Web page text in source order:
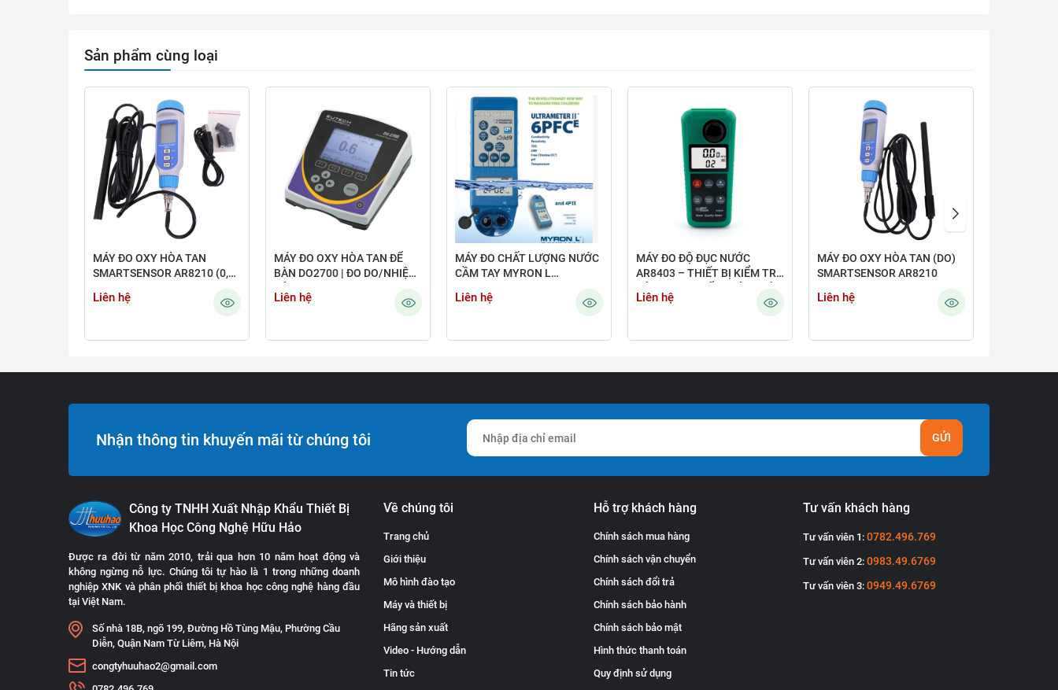
Sản phẩm cùng loại
MÁY ĐO OXY HÒA TAN
SMARTSENSOR AR8210 (0,00
Liên hệ
MÁY ĐO OXY HÒA TAN ĐỂ
BÀN DO2700 | ĐO DO/NHIỆT
Liên hệ
MÁY ĐO CHẤT LƯỢNG NƯỚC
CẦM TAY MYRON L
Liên hệ
MÁY ĐO ĐỘ ĐỤC NƯỚC
AR8403 – THIẾT BỊ KIỂM TRA
Liên hệ
MÁY ĐO OXY HÒA TAN (DO)
SMARTSENSOR AR8210
Liên hệ
Nhận thông tin khuyến mãi từ chúng tôi GỬI
Công ty TNHH Xuất Nhập Khẩu Thiết Bị
Khoa Học Công Nghệ Hữu Hảo
Được ra đời từ năm 2010, trải qua hơn 10 năm hoạt động và
không ngừng nỗ lực. Chúng tôi tự hào là 1 trong những doanh
nghiệp XNK và phân phối thiết bị khoa học công nghệ hàng đầu
tại Việt Nam.
Số nhà 18B, ngõ 199, Đường Hồ Tùng Mậu, Phường Cầu
Diễn, Quận Nam Từ Liêm, Hà Nội
congtyhuuhao2@gmail.com
Về chúng tôi
Trang chủ
Giới thiệu
Mô hình đào tạo
Máy và thiết bị
Hãng sản xuất
Video - Hướng dẫn
Tin tức
Hỗ trợ khách hàng
Chính sách mua hàng
Chính sách vận chuyển
Chính sách đổi trả
Chính sách bảo hành
Chính sách bảo mật
Hình thức thanh toán
Quy định sử dụng
Tư vấn khách hàng
Tư vấn viên 1:0782.496.769
Tư vấn viên 2:0983.49.6769
Tư vấn viên 3:0949.49.6769